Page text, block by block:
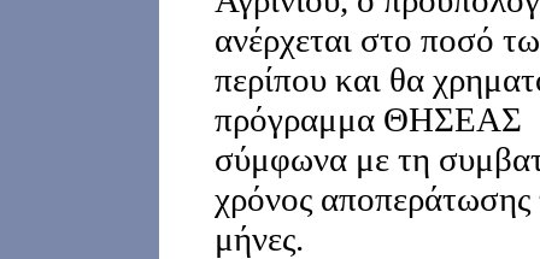
ανέρχεται στο ποσό
περίπου και θα
πρόγραμμα ΘΗΣΕΑΣ
σύμφωνα με τη
χρόνος αποπεράτωσης
μήνες.